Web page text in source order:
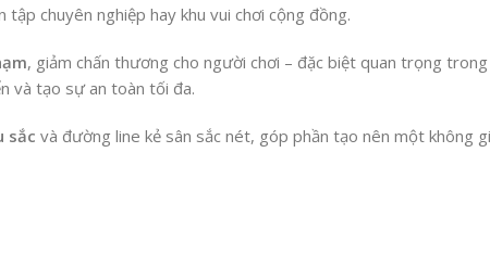
chuyên nghiệp hay khu vui chơi cộng đồng.
, giảm chấn thương cho người chơi – đặc biệt quan trọng
và tạo sự an toàn tối đa.
sắc và đường line kẻ sân sắc nét, góp phần tạo nên một không
thi công thảm Pickleball XP2 với giá tốt và dịch vụ trọn gói toàn